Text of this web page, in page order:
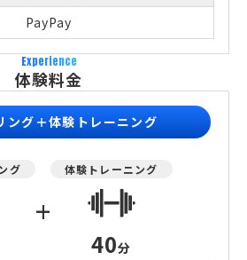
PayPay
Experience
体験料金
ング＋体験トレーニング
グ
+
体験トレーニング
40分